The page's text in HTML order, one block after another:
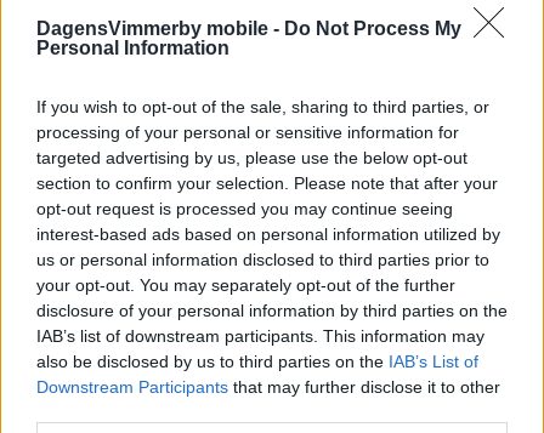
DagensVimmerby mobile - Do Not Process My
Personal Information
If you wish to opt-out of the sale, sharing to third parties, or
processing of your personal or sensitive information for
targeted advertising by us, please use the below opt-out
section to confirm your selection. Please note that after your
opt-out request is processed you may continue seeing
interest-based ads based on personal information utilized by
us or personal information disclosed to third parties prior to
your opt-out. You may separately opt-out of the further
disclosure of your personal information by third parties on the
IAB’s list of downstream participants. This information may
also be disclosed by us to third parties on the IAB’s List of
Downstream Participants that may further disclose it to other
Annons:
Stark vändning av Vimmerby IF dam:
"Klart välförtjänt"
FOTBOLL 08 augusti 2026 13.49
"Fimpen" fick inte jubla i debuten: "Kan
inte kräva mer"